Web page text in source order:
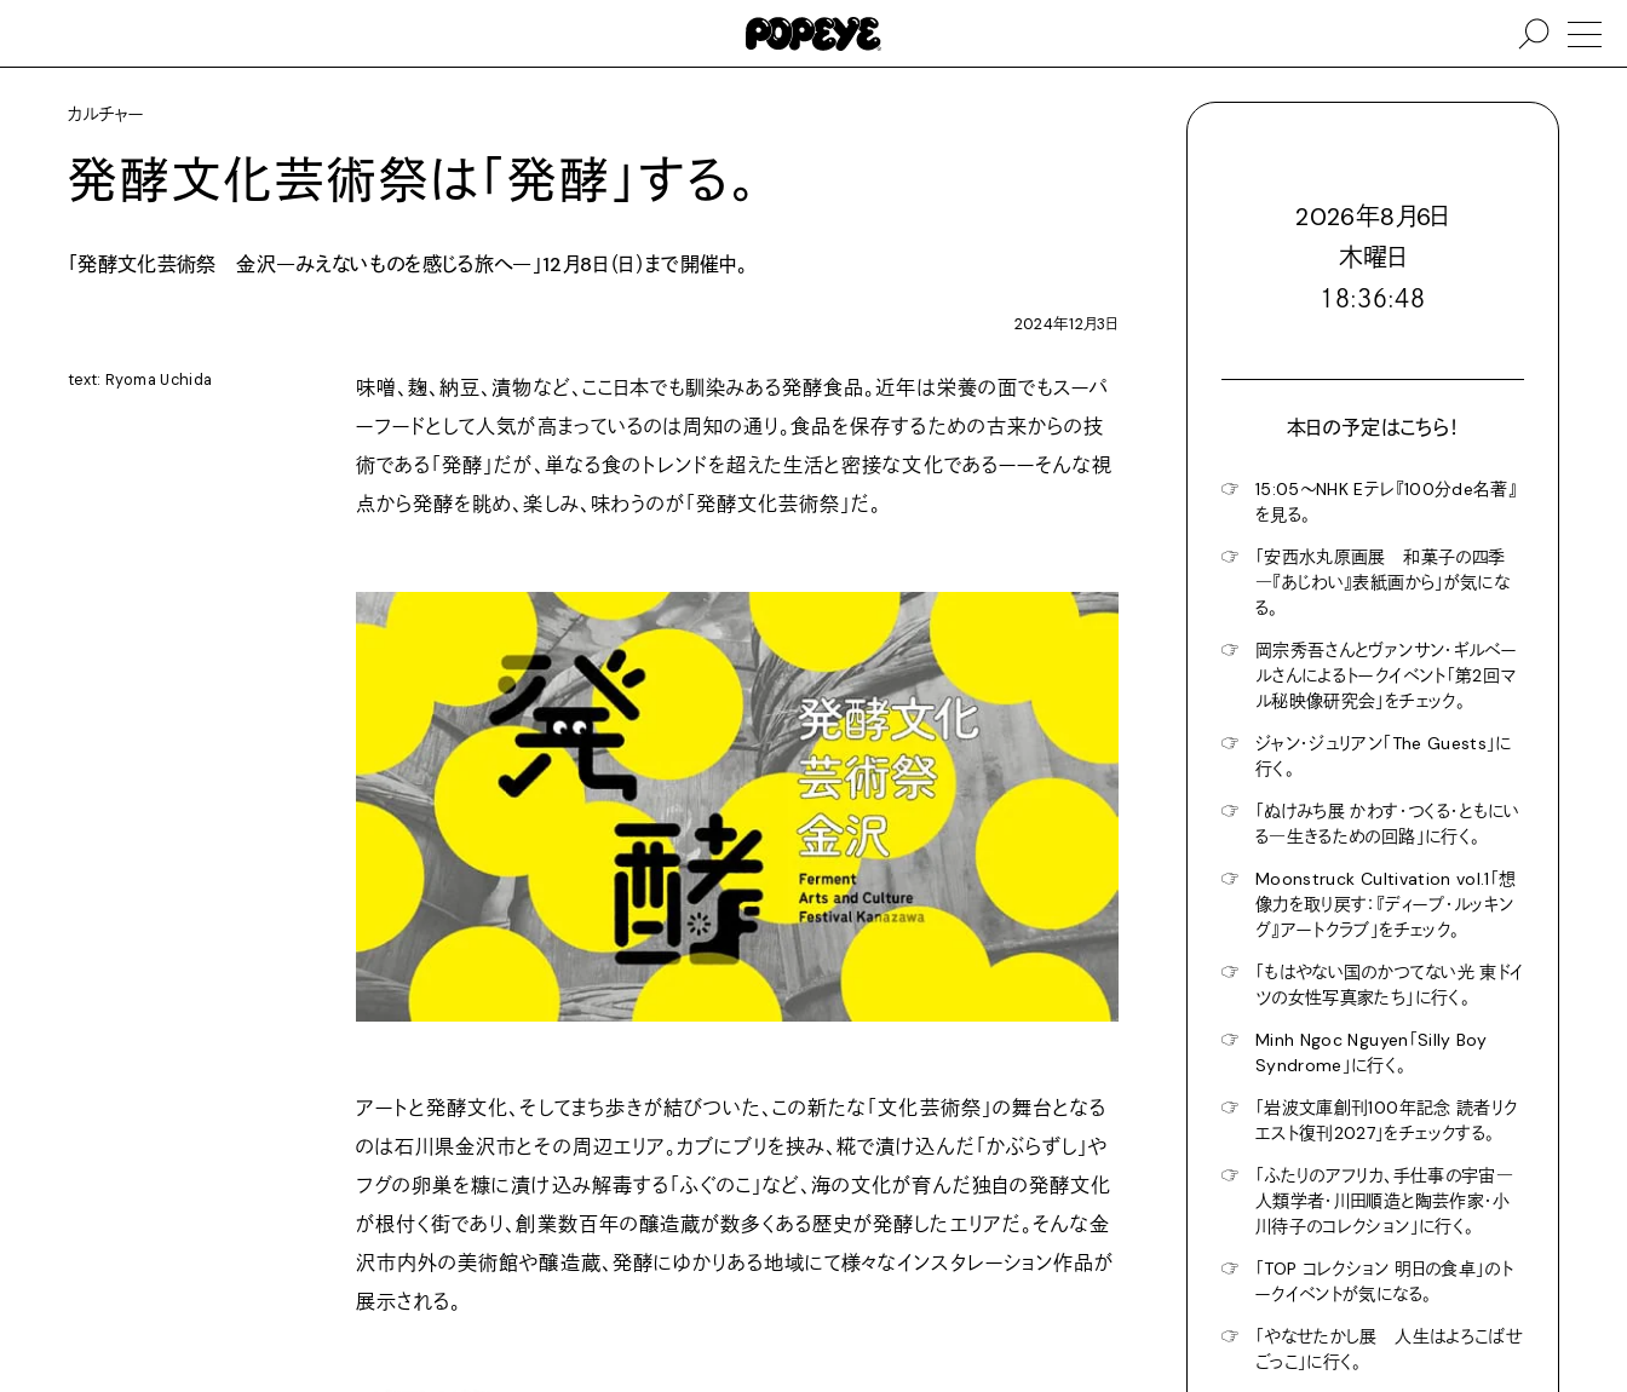
カルチャー
発酵文化芸術祭は「発酵」する。
「発酵文化芸術祭 金沢―みえないものを感じる旅へ―」12月8日（日）まで開催中。
2024年12月3日
text: Ryoma Uchida
味噌、麹、納豆、漬物など、ここ日本でも馴染みある発酵食品。近年は栄養の面でもスーパ
ーフードとして人気が高まっているのは周知の通り。食品を保存するための古来からの技
術である「発酵」だが、単なる食のトレンドを超えた生活と密接な文化であるーーそんな視
点から発酵を眺め、楽しみ、味わうのが「発酵文化芸術祭」だ。
アートと発酵文化、そしてまち歩きが結びついた、この新たな「文化芸術祭」の舞台となる
のは石川県金沢市とその周辺エリア。カブにブリを挟み、糀で漬け込んだ「かぶらずし」や
フグの卵巣を糠に漬け込み解毒する「ふぐのこ」など、海の文化が育んだ独自の発酵文化
が根付く街であり、創業数百年の醸造蔵が数多くある歴史が発酵したエリアだ。そんな金
沢市内外の美術館や醸造蔵、発酵にゆかりある地域にて様々なインスタレーション作品が
展示される。
2026年8月6日
木曜日
１８:３６:５０
本日の予定はこちら！
☞
15:05〜NHK Eテレ『100分de名著』
を見る。
☞
「安西水丸原画展 和菓子の四季
―『あじわい』表紙画から」が気にな
る。
☞
岡宗秀吾さんとヴァンサン・ギルベー
ルさんによるトークイベント「第2回マ
ル秘映像研究会」をチェック。
☞
ジャン・ジュリアン「The Guests」に
行く。
☞
「ぬけみち展 かわす・つくる・ともにい
る―生きるための回路」に行く。
☞
Moonstruck Cultivation vol.1「想
像力を取り戻す：『ディープ・ルッキン
グ』アートクラブ」をチェック。
☞
「もはやない国のかつてない光 東ドイ
ツの女性写真家たち」に行く。
☞
Minh Ngoc Nguyen「Silly Boy
Syndrome」に行く。
☞
「岩波文庫創刊100年記念 読者リク
エスト復刊2027」をチェックする。
☞
「ふたりのアフリカ、手仕事の宇宙―
人類学者・川田順造と陶芸作家・小
川待子のコレクション」に行く。
☞
「TOP コレクション 明日の食卓」のト
ークイベントが気になる。
☞
「やなせたかし展 人生はよろこばせ
ごっこ」に行く。